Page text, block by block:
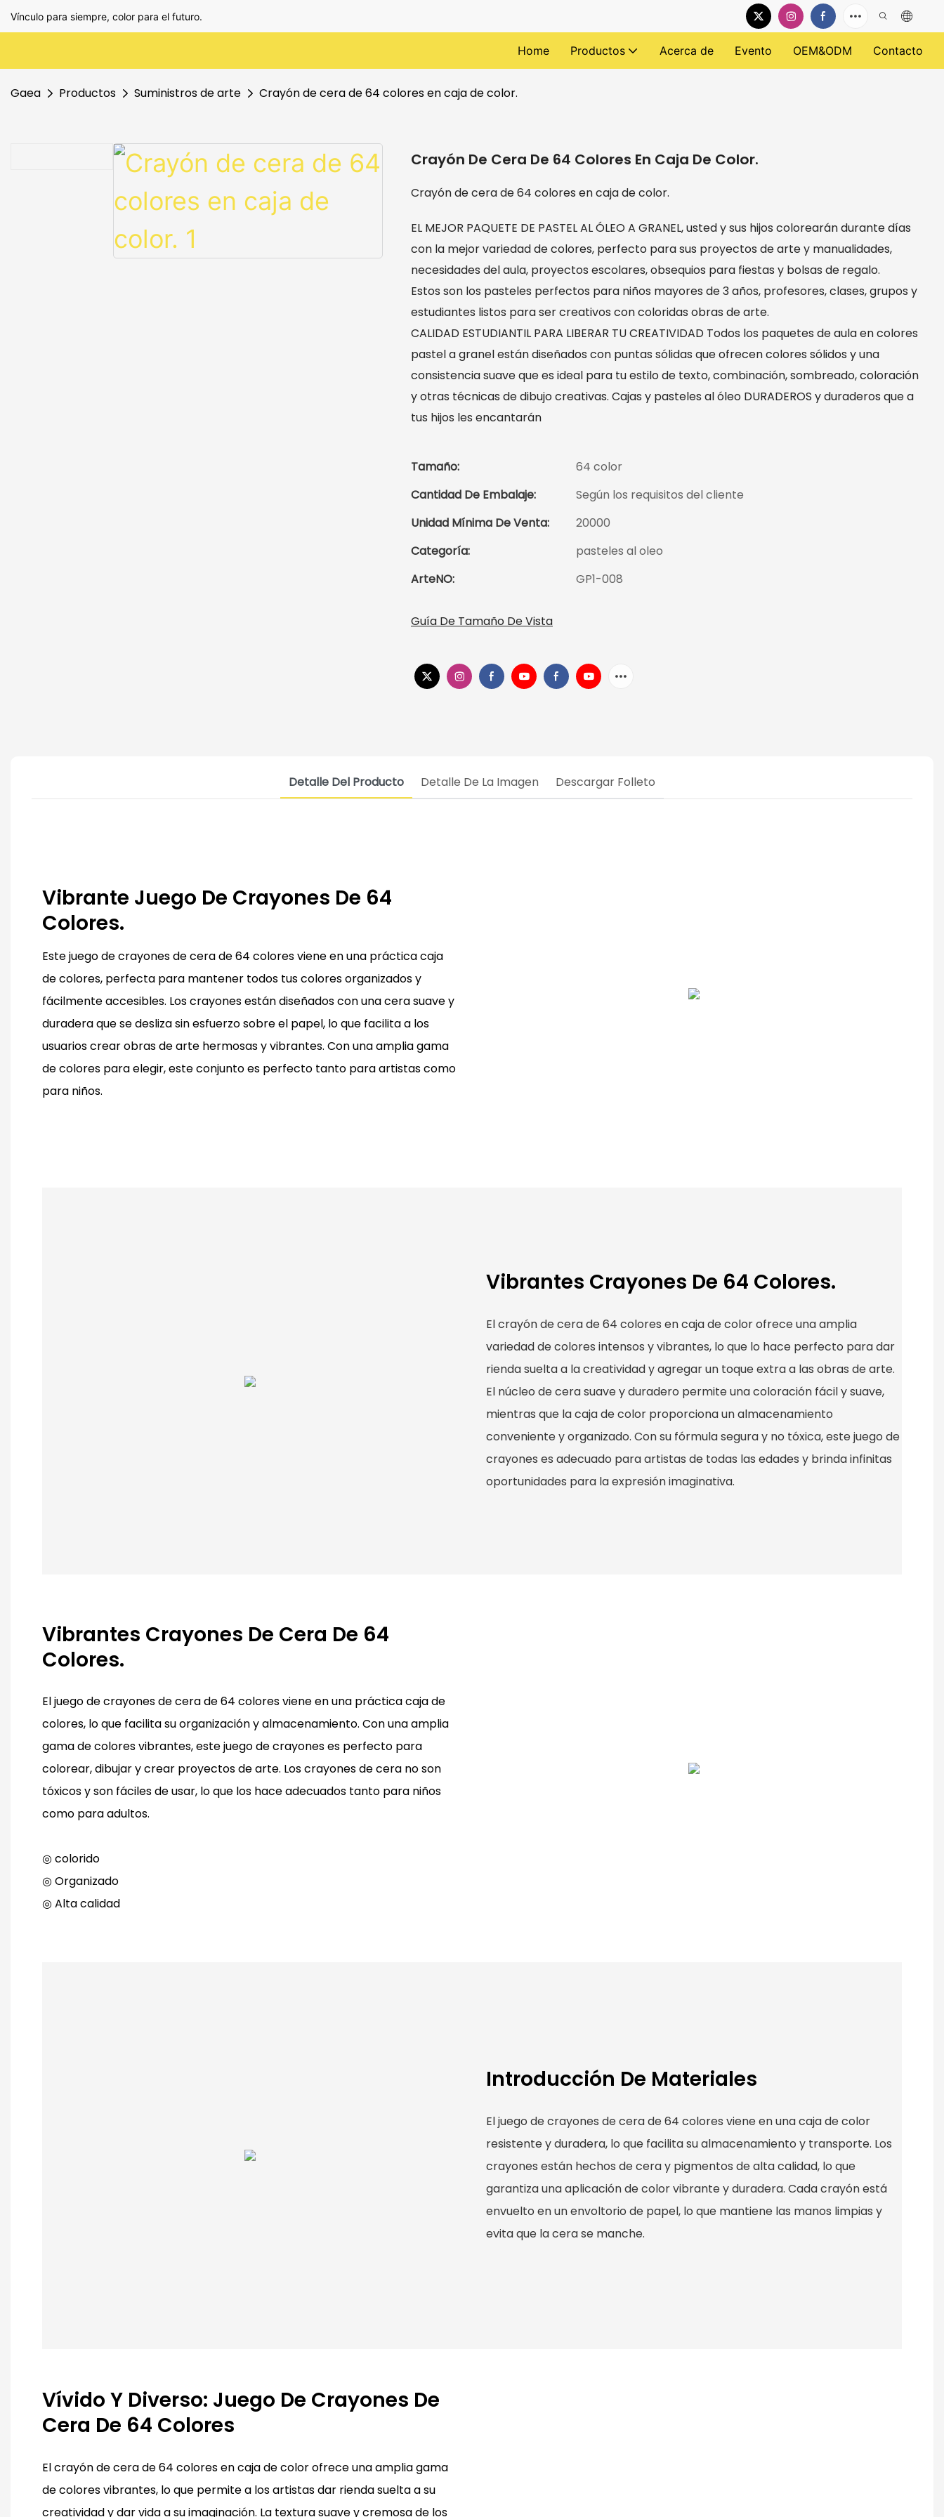
Vínculo para siempre, color para el futuro.
Home Productos Acerca de Evento OEM&ODM Contacto
Gaea Productos Suministros de arte Crayón de cera de 64 colores en caja de color.
Crayón De Cera De 64 Colores En Caja De Color.
Crayón de cera de 64 colores en caja de color.
EL MEJOR PAQUETE DE PASTEL AL ÓLEO A GRANEL, usted y sus hijos colorearán durante días
con la mejor variedad de colores, perfecto para sus proyectos de arte y manualidades,
necesidades del aula, proyectos escolares, obsequios para fiestas y bolsas de regalo.
Estos son los pasteles perfectos para niños mayores de 3 años, profesores, clases, grupos y
estudiantes listos para ser creativos con coloridas obras de arte.
CALIDAD ESTUDIANTIL PARA LIBERAR TU CREATIVIDAD Todos los paquetes de aula en colores
pastel a granel están diseñados con puntas sólidas que ofrecen colores sólidos y una
consistencia suave que es ideal para tu estilo de texto, combinación, sombreado, coloración
y otras técnicas de dibujo creativas. Cajas y pasteles al óleo DURADEROS y duraderos que a
tus hijos les encantarán
Tamaño:
64 color
Cantidad De Embalaje:
Según los requisitos del cliente
Unidad Mínima De Venta:
20000
Categoría:
pasteles al oleo
ArteNO:
GP1-008
Guía De Tamaño De Vista
Detalle Del Producto Detalle De La Imagen Descargar Folleto
Vibrante Juego De Crayones De 64
Colores.
Este juego de crayones de cera de 64 colores viene en una práctica caja
de colores, perfecta para mantener todos tus colores organizados y
fácilmente accesibles. Los crayones están diseñados con una cera suave y
duradera que se desliza sin esfuerzo sobre el papel, lo que facilita a los
usuarios crear obras de arte hermosas y vibrantes. Con una amplia gama
de colores para elegir, este conjunto es perfecto tanto para artistas como
para niños.
Vibrantes Crayones De 64 Colores.
El crayón de cera de 64 colores en caja de color ofrece una amplia
variedad de colores intensos y vibrantes, lo que lo hace perfecto para dar
rienda suelta a la creatividad y agregar un toque extra a las obras de arte.
El núcleo de cera suave y duradero permite una coloración fácil y suave,
mientras que la caja de color proporciona un almacenamiento
conveniente y organizado. Con su fórmula segura y no tóxica, este juego de
crayones es adecuado para artistas de todas las edades y brinda infinitas
oportunidades para la expresión imaginativa.
Vibrantes Crayones De Cera De 64
Colores.
El juego de crayones de cera de 64 colores viene en una práctica caja de
colores, lo que facilita su organización y almacenamiento. Con una amplia
gama de colores vibrantes, este juego de crayones es perfecto para
colorear, dibujar y crear proyectos de arte. Los crayones de cera no son
tóxicos y son fáciles de usar, lo que los hace adecuados tanto para niños
como para adultos.
◎ colorido
◎ Organizado
◎ Alta calidad
Introducción De Materiales
El juego de crayones de cera de 64 colores viene en una caja de color
resistente y duradera, lo que facilita su almacenamiento y transporte. Los
crayones están hechos de cera y pigmentos de alta calidad, lo que
garantiza una aplicación de color vibrante y duradera. Cada crayón está
envuelto en un envoltorio de papel, lo que mantiene las manos limpias y
evita que la cera se manche.
Vívido Y Diverso: Juego De Crayones De
Cera De 64 Colores
El crayón de cera de 64 colores en caja de color ofrece una amplia gama
de colores vibrantes, lo que permite a los artistas dar rienda suelta a su
creatividad y dar vida a su imaginación. La textura suave y cremosa de los